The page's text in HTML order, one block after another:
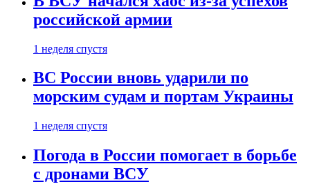
российской армии
1 неделя спустя
ВС России вновь ударили по
морским судам и портам Украины
1 неделя спустя
Погода в России помогает в борьбе
с дронами ВСУ